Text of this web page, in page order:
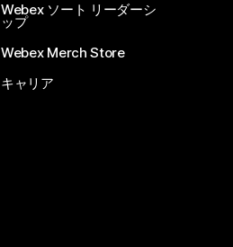
Webex ソート リーダーシ
ップ
Webex Merch Store
キャリア